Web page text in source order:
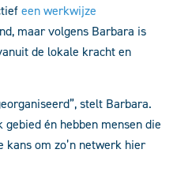
een werkwijze
maar volgens Barbara is
de lokale kracht en
stelt Barbara.
én hebben mensen die
om zo’n netwerk hier